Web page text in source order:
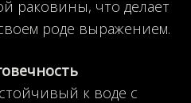
раковины, что делает
роде выражением.
к воде с